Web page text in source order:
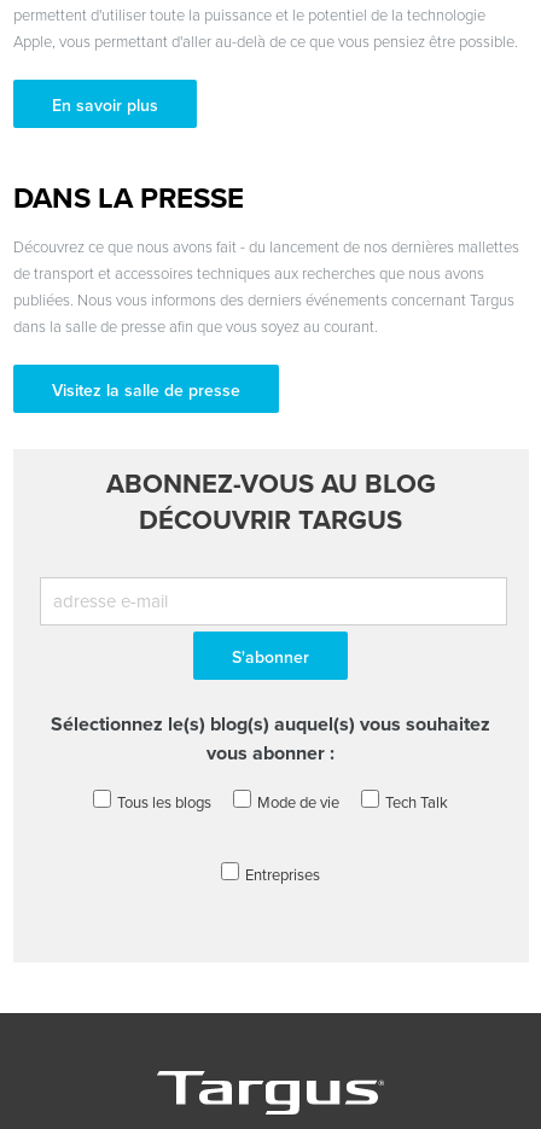
permettent d'utiliser toute la puissance et le potentiel de la technologie
Apple, vous permettant d'aller au-delà de ce que vous pensiez être possible.
En savoir plus
DANS LA PRESSE
Découvrez ce que nous avons fait - du lancement de nos dernières mallettes
de transport et accessoires techniques aux recherches que nous avons
publiées. Nous vous informons des derniers événements concernant Targus
dans la salle de presse afin que vous soyez au courant.
Visitez la salle de presse
ABONNEZ-VOUS AU BLOG
DÉCOUVRIR TARGUS
Sélectionnez le(s) blog(s) auquel(s) vous souhaitez
vous abonner :
Tous les blogs Mode de vie Tech Talk
Entreprises